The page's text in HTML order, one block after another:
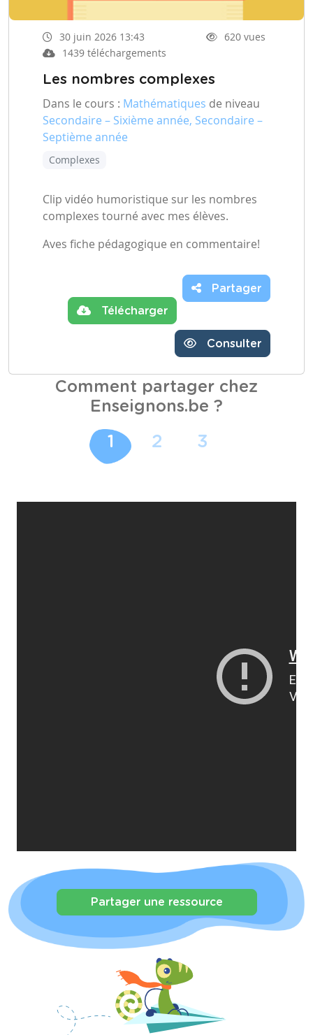
30 juin 2026 13:43
620 vues
1439 téléchargements
Les nombres complexes
Dans le cours : Mathématiques de niveau
Secondaire – Sixième année, Secondaire –
Septième année
Complexes
Clip vidéo humoristique sur les nombres
complexes tourné avec mes élèves.
Aves fiche pédagogique en commentaire!
Télécharger
Partager
Consulter
Comment partager chez
Enseignons.be ?
1 2 3
Partager une ressource